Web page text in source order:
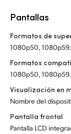
Pantallas
Formatos de
1080p50,
Formatos
1080p50,
Visualización en
Nombre del
Pantalla frontal
Pantalla LCD